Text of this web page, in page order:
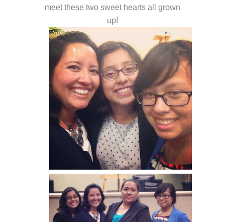
meet these two sweet hearts all grown
up!